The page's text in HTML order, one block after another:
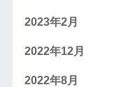
2023年2月
2022年12月
2022年8月